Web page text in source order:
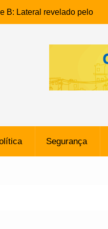
B: Lateral revelado pelo
do Novorizontino de
policial na Bahia prende 14
ligada a ‘Zói de Gato’, do
Freitas: Homem é
bairro Caji
Criminal: Influenciadora
Dívida de R$ 80 Milhões
Segurança